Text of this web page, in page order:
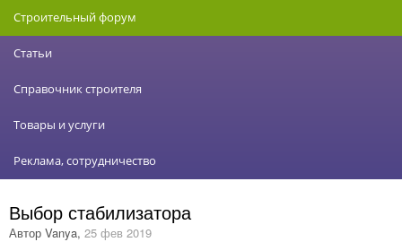
Строительный форум
Статьи
Справочник строителя
Товары и услуги
Реклама, сотрудничество
Выбор стабилизатора
Автор Vanya, 25 фев 2019